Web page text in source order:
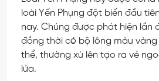
loài Yến Phụng đột biến đầu
nay. Chúng được phát hiện lần
đồng thời có bộ lông màu
thể, thường xù lên tạo ra vẻ
lửa.